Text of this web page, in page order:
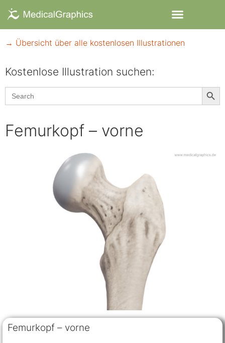
→ Übersicht über alle kostenlosen Illustrationen
Kostenlose Illustration suchen:​
Search
for:
Femurkopf – vorne
Femurkopf – vorne